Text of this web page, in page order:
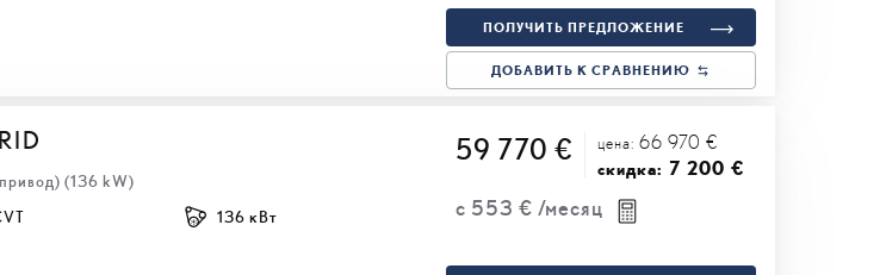
ПОЛУЧИТЬ ПРЕДЛОЖЕНИЕ
ДОБАВИТЬ К СРАВНЕНИЮ
(136 kW)
59 770 € цена: 66 970 €
скидка: 7 200 €
с 553 € /месяц
136 кВт